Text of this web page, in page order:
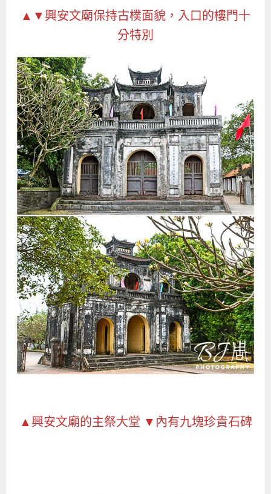
▲▼興安文廟保持古樸面貌，入口的樓門十
分特別
▲興安文廟的主祭大堂 ▼內有九塊珍貴石碑